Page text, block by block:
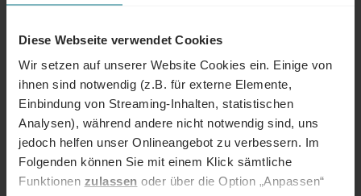
Diese Webseite verwendet Cookies
Wir setzen auf unserer Website Cookies ein. Einige von
ihnen sind notwendig (z.B. für externe Elemente,
Einbindung von Streaming-Inhalten, statistischen
Analysen), während andere nicht notwendig sind, uns
jedoch helfen unser Onlineangebot zu verbessern. Im
Folgenden können Sie mit einem Klick sämtliche
Funktionen zulassen oder über die Option „Anpassen“
Technischer Sachbearbeiter (m/w/d)
Temporary Employment Junior
Essen
Published 8 days ago
Supply Chain Manager (m/w/d)
Italienischer Markt